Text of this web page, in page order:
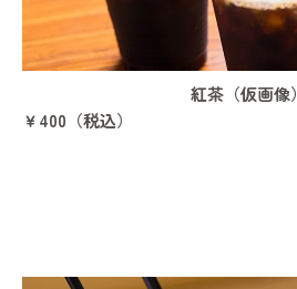
紅茶（仮画像）
￥400（税込）